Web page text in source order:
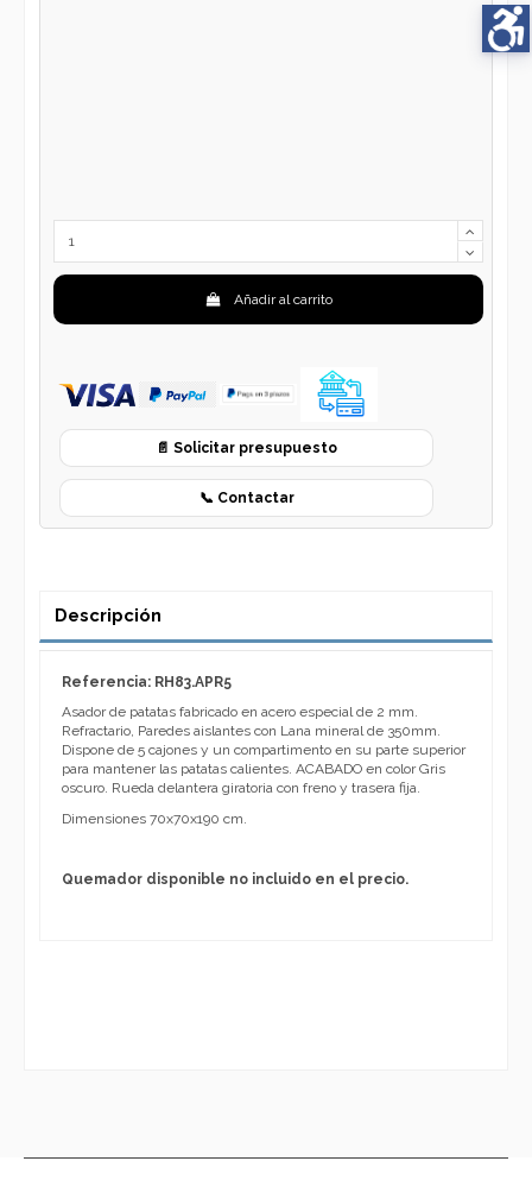
Añadir al carrito
📄 Solicitar presupuesto
📞 Contactar
Descripción
Referencia: RH83.APR5
Asador de patatas fabricado en acero especial de 2 mm.
Refractario, Paredes aislantes con Lana mineral de 350mm.
Dispone de 5 cajones y un compartimento en su parte superior
para mantener las patatas calientes. ACABADO en color Gris
oscuro. Rueda delantera giratoria con freno y trasera fija.
Dimensiones 70x70x190 cm.
Quemador disponible no incluido en el precio.